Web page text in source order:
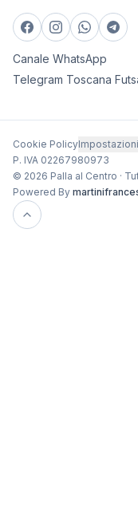
Canale WhatsApp
Telegram Toscana
Cookie Policy
P. IVA 02267980973
© 2026 Palla al Centro ·
Powered By